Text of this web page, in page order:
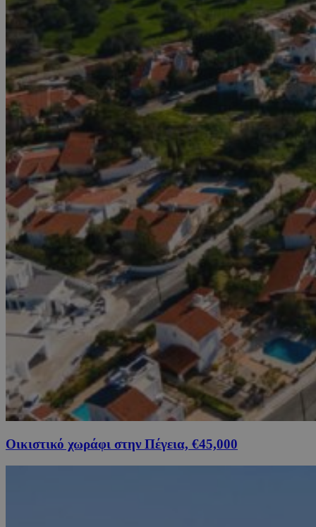
Οικιστικό χωράφι στην Πέγεια, €45,000